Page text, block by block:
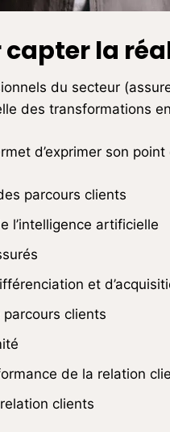
capter la
du secteur
des transformations
d’exprimer son
parcours clients
l’intelligence artificielle
et
clients
de la relation
clients